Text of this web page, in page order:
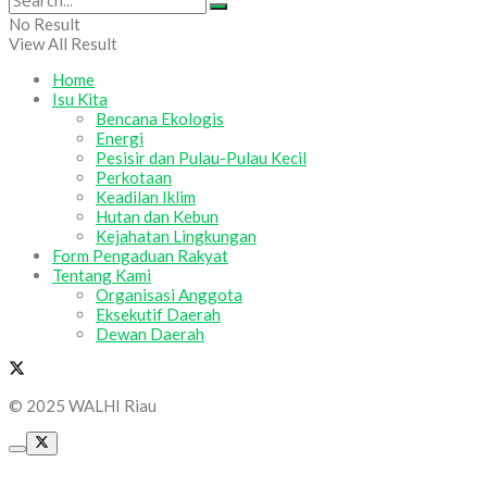
No Result
View All Result
Home
Isu Kita
Bencana Ekologis
Energi
Pesisir dan Pulau-Pulau Kecil
Perkotaan
Keadilan Iklim
Hutan dan Kebun
Kejahatan Lingkungan
Form Pengaduan Rakyat
Tentang Kami
Organisasi Anggota
Eksekutif Daerah
Dewan Daerah
© 2025 WALHI Riau